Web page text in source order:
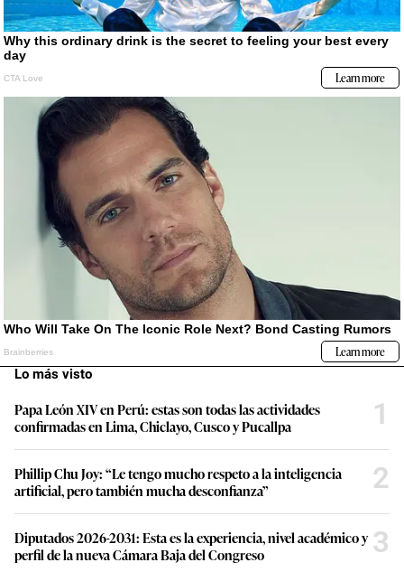
Lo más visto
Papa León XIV en Perú: estas son todas las actividades
confirmadas en Lima, Chiclayo, Cusco y Pucallpa
1
Phillip Chu Joy: “Le tengo mucho respeto a la inteligencia
artificial, pero también mucha desconfianza”
2
Diputados 2026-2031: Esta es la experiencia, nivel académico y
perfil de la nueva Cámara Baja del Congreso
3